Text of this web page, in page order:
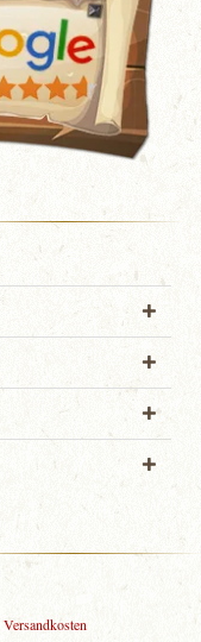
Versandkosten